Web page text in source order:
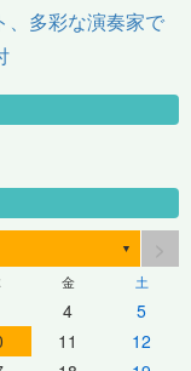
、多彩な演奏家で
▼
金 土
4
5
11
12